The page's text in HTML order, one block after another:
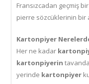
Fransızcadan geçmiş
pierre sözcüklerinin bir
Kartonpiyer
Her ne kadar
kartonpiyerin
yerinde kartonpiyer